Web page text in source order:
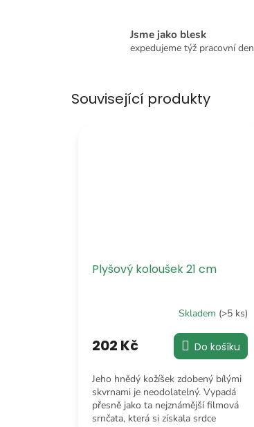
Jsme jako blesk
expedujeme týž pracovní den
Související produkty
Plyšový koloušek 21 cm
Skladem (>5 ks)
202 Kč Do košíku
Jeho hnědý kožíšek zdobený bílými
skvrnami je neodolatelný. Vypadá
přesně jako ta nejznámější filmová
srnčata, která si získala srdce